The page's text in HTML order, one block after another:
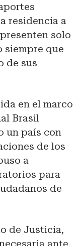
residencia a
solo
siempre que
de sus
en el marco
Brasil
un país con
de los
a
para
de
de Justicia,